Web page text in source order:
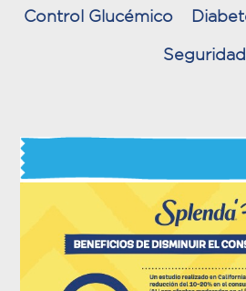
Control Glucémico
Seguridad